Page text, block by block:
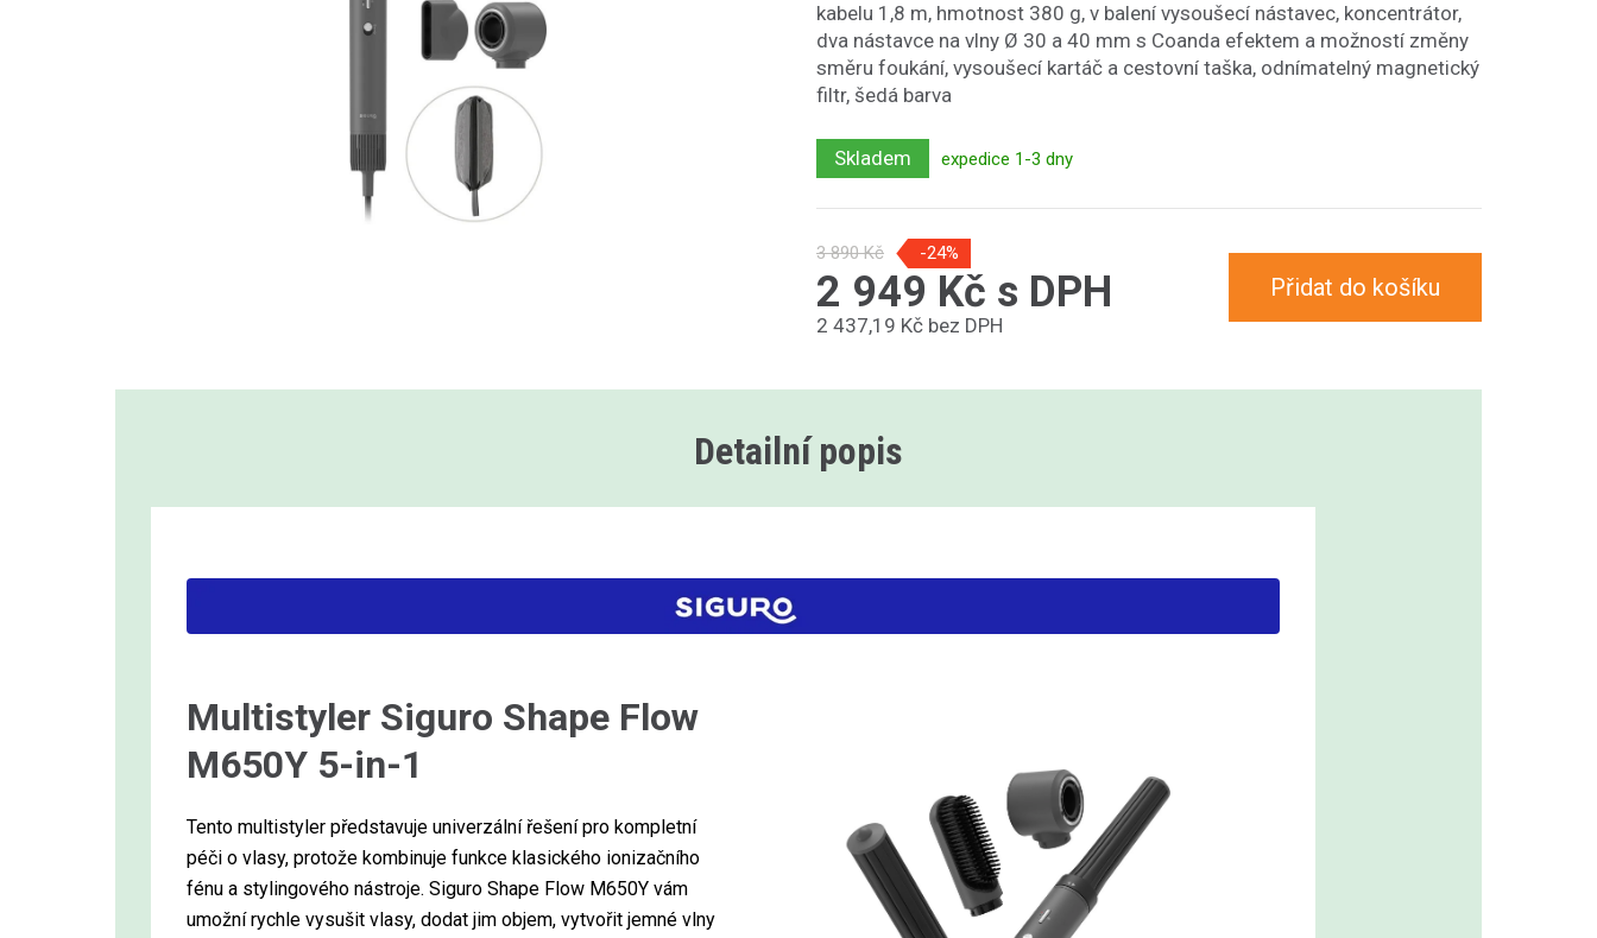
kabelu 1,8 m, hmotnost 380 g, v balení vysoušecí nástavec, koncentrátor,
dva nástavce na vlny Ø 30 a 40 mm s Coanda efektem a možností změny
směru foukání, vysoušecí kartáč a cestovní taška, odnímatelný magnetický
filtr, šedá barva
Skladem expedice 1-3 dny
3 890 Kč -24%
2 949 Kč s DPH
2 437,19 Kč bez DPH
Přidat do košíku
Detailní popis
Multistyler Siguro Shape Flow
M650Y 5-in-1
Tento multistyler představuje univerzální řešení pro kompletní
péči o vlasy, protože kombinuje funkce klasického ionizačního
fénu a stylingového nástroje. Siguro Shape Flow M650Y vám
umožní rychle vysušit vlasy, dodat jim objem, vytvořit jemné vlny